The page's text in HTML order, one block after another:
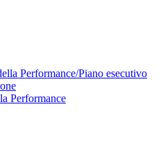
Performance/Piano esecutivo
Performance